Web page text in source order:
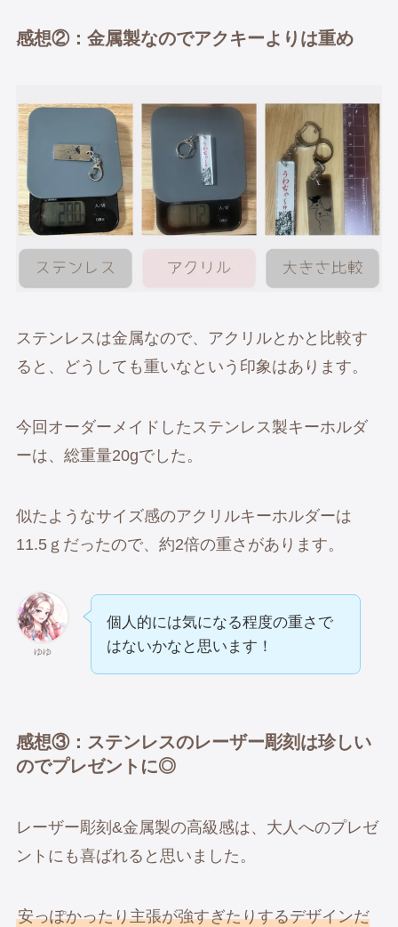
感想②：金属製なのでアクキーよりは重め
ステンレスは金属なので、アクリルとかと比較す
ると、どうしても重いなという印象はあります。
今回オーダーメイドしたステンレス製キーホルダ
ーは、総重量20gでした。
似たようなサイズ感のアクリルキーホルダーは
11.5ｇだったので、約2倍の重さがあります。
ゆゆ
個人的には気になる程度の重さで
はないかなと思います！
感想③：ステンレスのレーザー彫刻は珍しい
のでプレゼントに◎
レーザー彫刻&金属製の高級感は、大人へのプレゼ
ントにも喜ばれると思いました。
安っぽかったり主張が強すぎたりするデザインだ